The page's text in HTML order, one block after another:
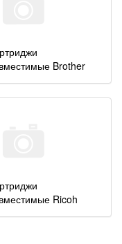
Brother
Ricoh